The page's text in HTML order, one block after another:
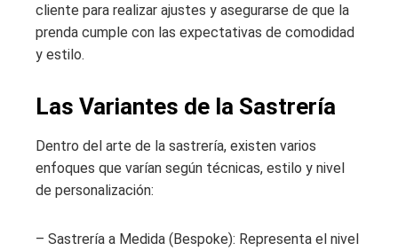
cliente para realizar ajustes y asegurarse de que la
prenda cumple con las expectativas de comodidad
y estilo.
Las Variantes de la Sastrería
Dentro del arte de la sastrería, existen varios
enfoques que varían según técnicas, estilo y nivel
de personalización:
– Sastrería a Medida (Bespoke): Representa el nivel